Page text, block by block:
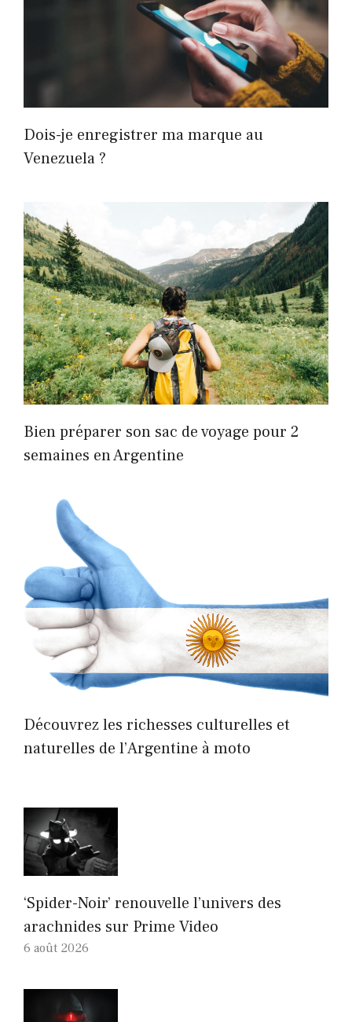
Dois-je enregistrer ma marque au
Venezuela ?
Bien préparer son sac de voyage pour 2
semaines en Argentine
Découvrez les richesses culturelles et
naturelles de l’Argentine à moto
‘Spider-Noir’ renouvelle l’univers des
arachnides sur Prime Video
6 août 2026